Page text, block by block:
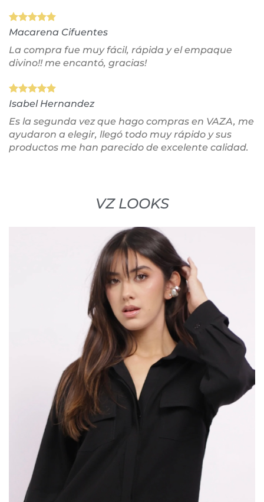
Macarena Cifuentes
La compra fue muy fácil, rápida y el empaque
divino!! me encantó, gracias!
Isabel Hernandez
Es la segunda vez que hago compras en VAZA, me
ayudaron a elegir, llegó todo muy rápido y sus
productos me han parecido de excelente calidad.
VZ LOOKS